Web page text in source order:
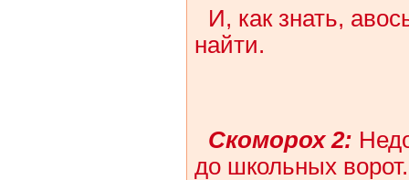
И, как знать,
найти.
Скоморох 2:
до школьных ворот.